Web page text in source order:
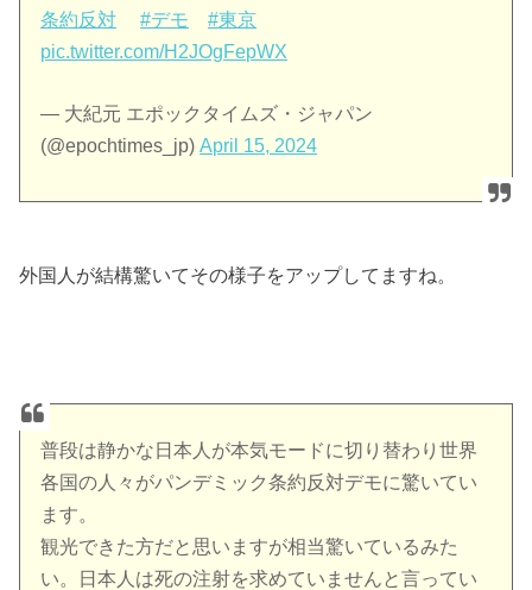
条約反対
#デモ
#東京
pic.twitter.com/H2JOgFepWX
— 大紀元 エポックタイムズ・ジャパン
(@epochtimes_jp)April 15, 2024
外国人が結構驚いてその様子をアップしてますね。
普段は静かな日本人が本気モードに切り替わり世界
各国の人々がパンデミック条約反対デモに驚いてい
ます。
観光できた方だと思いますが相当驚いているみた
い。日本人は死の注射を求めていませんと言ってい